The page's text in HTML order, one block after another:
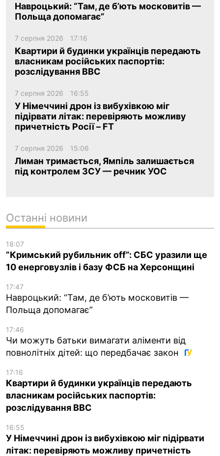
Навроцький: “Там, де б’ють московитів —
Польща допомагає”
7 серпня 2026 17:16
Квартири й будинки українців передають
власникам російських паспортів:
розслідування BBC
7 серпня 2026 16:55
У Німеччині дрон із вибухівкою міг
підірвати літак: перевіряють можливу
причетність Росії – FT
7 серпня 2026 15:06
Лиман тримається, Ямпіль залишається
під контролем ЗСУ — речник УОС
Останні новини
18:07
”Кримський рубильник off”: СБС уразили ще
10 енерговузлів і базу ФСБ на Херсонщині
17:47
Навроцький: “Там, де б’ють московитів —
Польща допомагає”
17:46
Чи можуть батьки вимагати аліменти від
повнолітніх дітей: що передбачає закон
17:16
Квартири й будинки українців передають
власникам російських паспортів:
розслідування BBC
16:55
У Німеччині дрон із вибухівкою міг підірвати
літак: перевіряють можливу причетність